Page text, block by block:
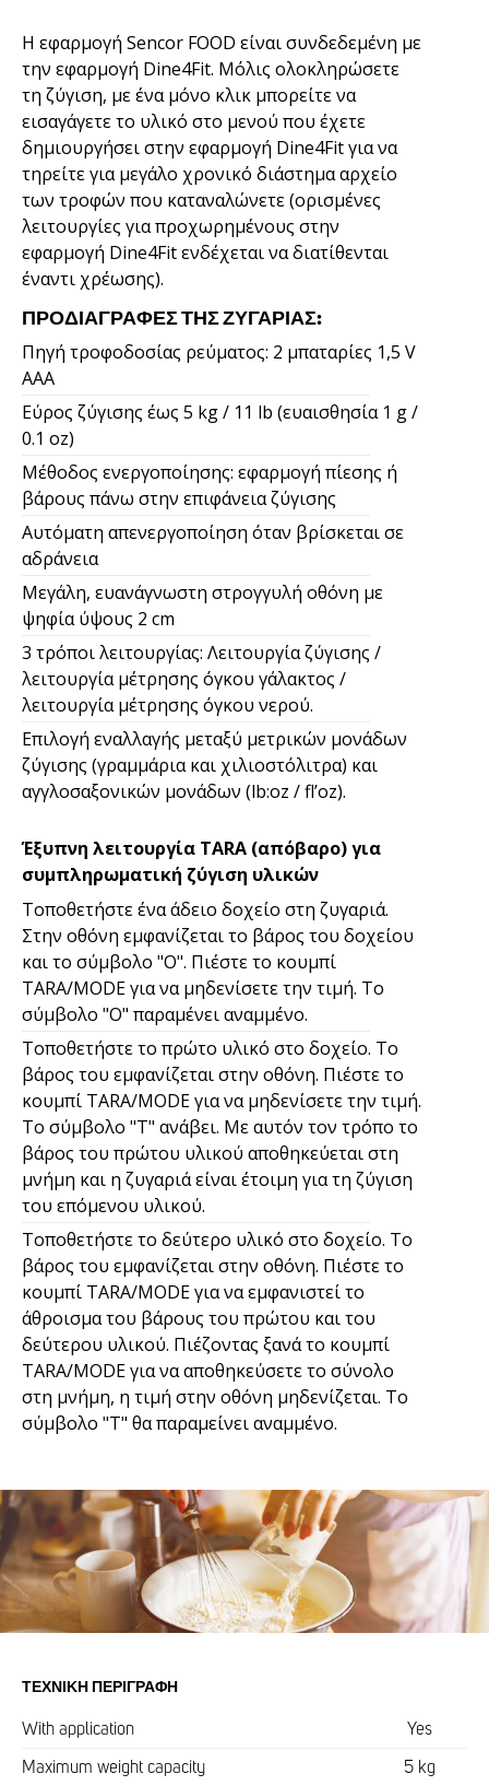
Η εφαρμογή Sencor FOOD είναι συνδεδεμένη με
την εφαρμογή Dine4Fit. Μόλις ολοκληρώσετε
τη ζύγιση, με ένα μόνο κλικ μπορείτε να
εισαγάγετε το υλικό στο μενού που έχετε
δημιουργήσει στην εφαρμογή Dine4Fit για να
τηρείτε για μεγάλο χρονικό διάστημα αρχείο
των τροφών που καταναλώνετε (ορισμένες
λειτουργίες για προχωρημένους στην
εφαρμογή Dine4Fit ενδέχεται να διατίθενται
έναντι χρέωσης).
ΠΡΟΔΙΑΓΡΑΦΈΣ ΤΗΣ ΖΥΓΑΡΙΆΣ:
Πηγή τροφοδοσίας ρεύματος: 2 μπαταρίες 1,5 V
AAA
Εύρος ζύγισης έως 5 kg / 11 lb (ευαισθησία 1 g /
0.1 oz)
Μέθοδος ενεργοποίησης: εφαρμογή πίεσης ή
βάρους πάνω στην επιφάνεια ζύγισης
Αυτόματη απενεργοποίηση όταν βρίσκεται σε
αδράνεια
Μεγάλη, ευανάγνωστη στρογγυλή οθόνη με
ψηφία ύψους 2 cm
3 τρόποι λειτουργίας: Λειτουργία ζύγισης /
λειτουργία μέτρησης όγκου γάλακτος /
λειτουργία μέτρησης όγκου νερού.
Επιλογή εναλλαγής μεταξύ μετρικών μονάδων
ζύγισης (γραμμάρια και χιλιοστόλιτρα) και
αγγλοσαξονικών μονάδων (lb:oz / fl’oz).
Έξυπνη λειτουργία TARA (απόβαρο) για
συμπληρωματική ζύγιση υλικών
Τοποθετήστε ένα άδειο δοχείο στη ζυγαριά.
Στην οθόνη εμφανίζεται το βάρος του δοχείου
και το σύμβολο "Ο". Πιέστε το κουμπί
TARA/MODE για να μηδενίσετε την τιμή. Το
σύμβολο "Ο" παραμένει αναμμένο.
Τοποθετήστε το πρώτο υλικό στο δοχείο. Το
βάρος του εμφανίζεται στην οθόνη. Πιέστε το
κουμπί TARA/MODE για να μηδενίσετε την τιμή.
Το σύμβολο "T" ανάβει. Με αυτόν τον τρόπο το
βάρος του πρώτου υλικού αποθηκεύεται στη
μνήμη και η ζυγαριά είναι έτοιμη για τη ζύγιση
του επόμενου υλικού.
Τοποθετήστε το δεύτερο υλικό στο δοχείο. Το
βάρος του εμφανίζεται στην οθόνη. Πιέστε το
κουμπί TARA/MODE για να εμφανιστεί το
άθροισμα του βάρους του πρώτου και του
δεύτερου υλικού. Πιέζοντας ξανά το κουμπί
TARA/MODE για να αποθηκεύσετε το σύνολο
στη μνήμη, η τιμή στην οθόνη μηδενίζεται. Το
σύμβολο "Τ" θα παραμείνει αναμμένο.
ΤΕΧΝΙΚΉ ΠΕΡΙΓΡΑΦΉ
With application Yes
Maximum weight capacity 5 kg